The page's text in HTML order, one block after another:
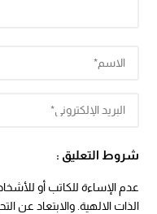
شروط التعليق :
عدم الإساءة للكاتب أو
الذات الالهية. والابتعاد عن